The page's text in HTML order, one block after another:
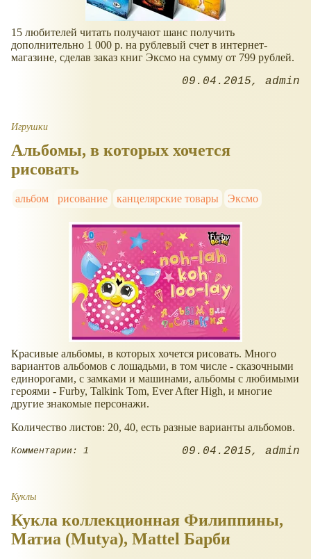
15 любителей читать получают шанс получить
дополнительно 1 000 р. на рублевый счет в интернет-
магазине, сделав заказ книг Эксмо на сумму от 799 рублей.
09.04.2015 admin
Игрушки
Альбомы, в которых хочется
рисовать
альбом рисование канцелярские товары Эксмо
Красивые альбомы, в которых хочется рисовать. Много
вариантов альбомов с лошадьми, в том числе - сказочными
единорогами, с замками и машинами, альбомы с любимыми
героями - Furby, Talkink Tom, Ever After High, и многие
другие знакомые персонажи.
Количество листов: 20, 40, есть разные варианты альбомов.
Комментарии: 1 09.04.2015 admin
Куклы
Кукла коллекционная Филиппины,
Матиа (Mutya), Mattel Барби